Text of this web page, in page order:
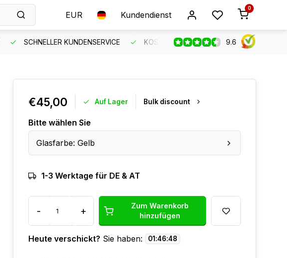
EUR Kundendienst
0
SCHNELLER KUNDENSERVICE KOSTENLOSER VERSAND AB 150 €
9.6
€45,00 Auf Lager Bulk discount
Bitte wählen Sie
Glasfarbe: Gelb
1-3 Werktage für DE & AT
- +
Zum Warenkorb
hinzufügen
Heute verschickt? Sie haben: 01:46:47